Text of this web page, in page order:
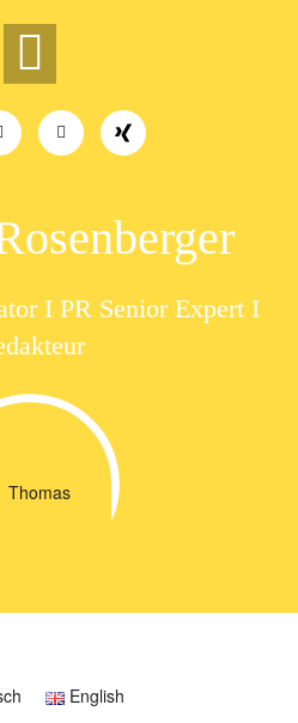
I PR Senior Expert I
English